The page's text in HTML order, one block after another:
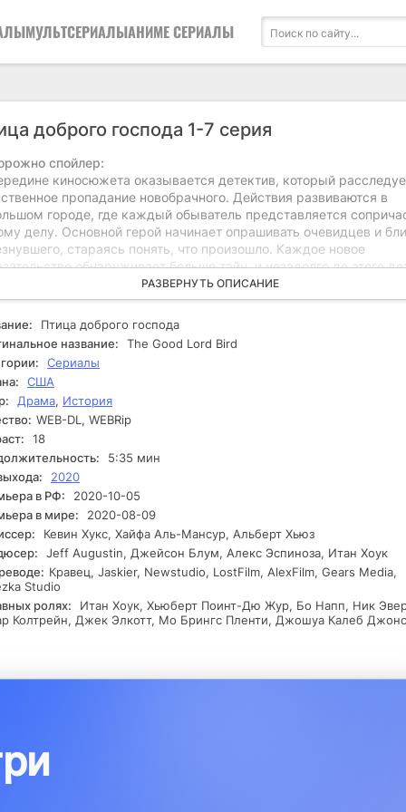
МУЛЬТСЕРИАЛЫАНИМЕ СЕРИАЛЫ
доброго господа 1-7 серия
спойлер:
киносюжета оказывается детектив, который
пропадание новобрачного. Действия развиваются в
городе, где каждый обыватель представляется
делу. Основной герой начинает опрашивать очевидцев и
стараясь понять, что произошло. Каждое новое
обнаруживает больше тайн, и незадолго до этого
с противоречивыми показаниями, которые ставят под
его первоначальные выводы. По мере углубления в
детектив понимает, что за исчезновением мужчины
нечто большее, чем просто случайное событие. Он
обиды, неразрешенные инциденты и личные драмы,
в сложный узор. Ситуация усложняется, и порой
опасности для тех, кто не хочет, чтобы правда вышла
В финале детектив оказывается в состоянии раздумья, и
улики и небезопасные соперники ставят его на грань
РАЗВЕРНУТЬ ОПИСАНИЕ
Птица доброго господа
название:
The Good Lord Bird
Сериалы
США
Драма, История
WEB-DL, WEBRip
18
5:35 мин
2020
в РФ:
2020-10-05
в мире:
2020-08-09
Кевин Хукс, Хайфа Аль-Мансур, Альберт Хьюз
Jeff Augustin, Джейсон Блум, Алекс Эспиноза, Итан Хоук
Кравец, Jaskier, Newstudio, LostFilm, AlexFilm, Gears Media,
Studio
ролях:
Итан Хоук, Хьюберт Поинт-Дю Жур, Бо Напп, Ник
Колтрейн, Джек Элкотт, Мо Брингс Пленти, Джошуа Калеб